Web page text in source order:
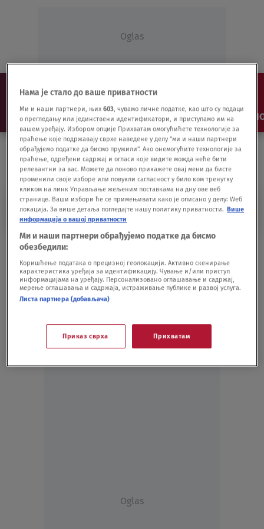
Oglas
NAJNOVIJE VESTI SHOW SPORT VIDEO
REKA OFIN
reku, ima mrtvih
FUDBAL20.09.20.
Oglas
Нама је стало до ваше приватности
Ми и наши партнери, њих603, чувамо личне податке, као што су подаци
о прегледању или јединствени идентификатори, и приступамо им на
вашем уређају. Избором опције Прихватам омогућићете технологије за
праћење које подржавају сврхе наведене у делу "ми и наши партнери
обрађујемо податке да бисмо пружили". Ако онемогућите технологије за
праћење, одређени садржај и огласи које видите можда неће бити
релевантни за вас. Можете да поново прикажете овај мени да бисте
променили своје изборе или повукли сагласност у било ком тренутку
кликом на линк Управљање жељеним поставкама на дну ове веб
странице. Ваши избори ће се примењивати како је описано у делу: Wеб
локација. За више детаља погледајте нашу политику приватности. Више
информација о вашој приватности
Ми и наши партнери обрађујемо податке да бисмо
обезбедили:
Коришћење података о прецизној геолокацији. Активно скенирање
карактеристика уређаја за идентификацију. Чување и/или приступ
информацијама на уређају. Персонализовано оглашавање и садржај,
мерење оглашавања и садржаја, истраживање публике и развој услуга.
Листа партнера (добављача)
Приказ сврха Прихватам